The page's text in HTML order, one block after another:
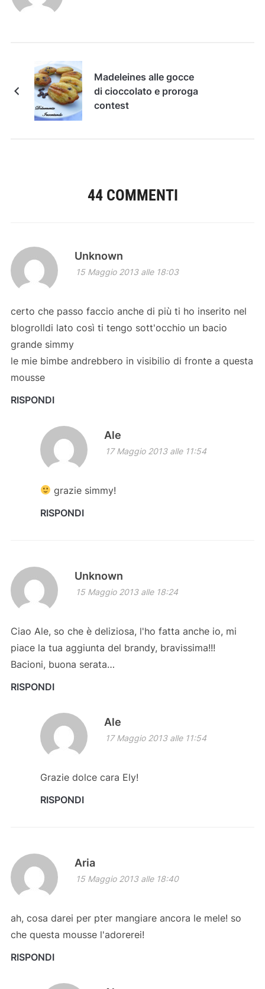
Madeleines alle gocce
di cioccolato e proroga
contest
44 COMMENTI
Unknown
15 Maggio 2013 alle 18:03
certo che passo faccio anche di più ti ho inserito nel
blogrolldi lato così ti tengo sott'occhio un bacio
grande simmy
le mie bimbe andrebbero in visibilio di fronte a questa
mousse
RISPONDI
Ale
17 Maggio 2013 alle 11:54
grazie simmy!
RISPONDI
Unknown
15 Maggio 2013 alle 18:24
Ciao Ale, so che è deliziosa, l'ho fatta anche io, mi
piace la tua aggiunta del brandy, bravissima!!!
Bacioni, buona serata…
RISPONDI
Ale
17 Maggio 2013 alle 11:54
Grazie dolce cara Ely!
RISPONDI
Aria
15 Maggio 2013 alle 18:40
ah, cosa darei per pter mangiare ancora le mele! so
che questa mousse l'adorerei!
RISPONDI